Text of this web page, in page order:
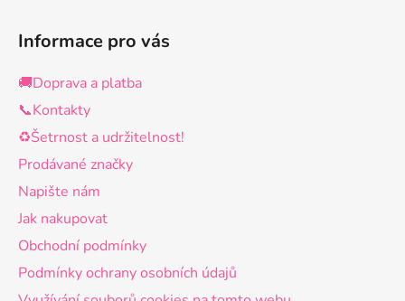
Informace pro vás
🚚Doprava a platba
📞Kontakty
♻️Šetrnost a udržitelnost!
Prodávané značky
Napište nám
Jak nakupovat
Obchodní podmínky
Podmínky ochrany osobních údajů